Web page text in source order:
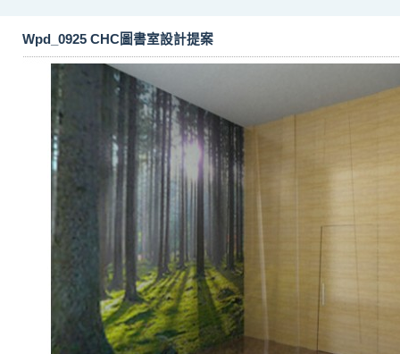
Wpd_0925 CHC圖書室設計提案